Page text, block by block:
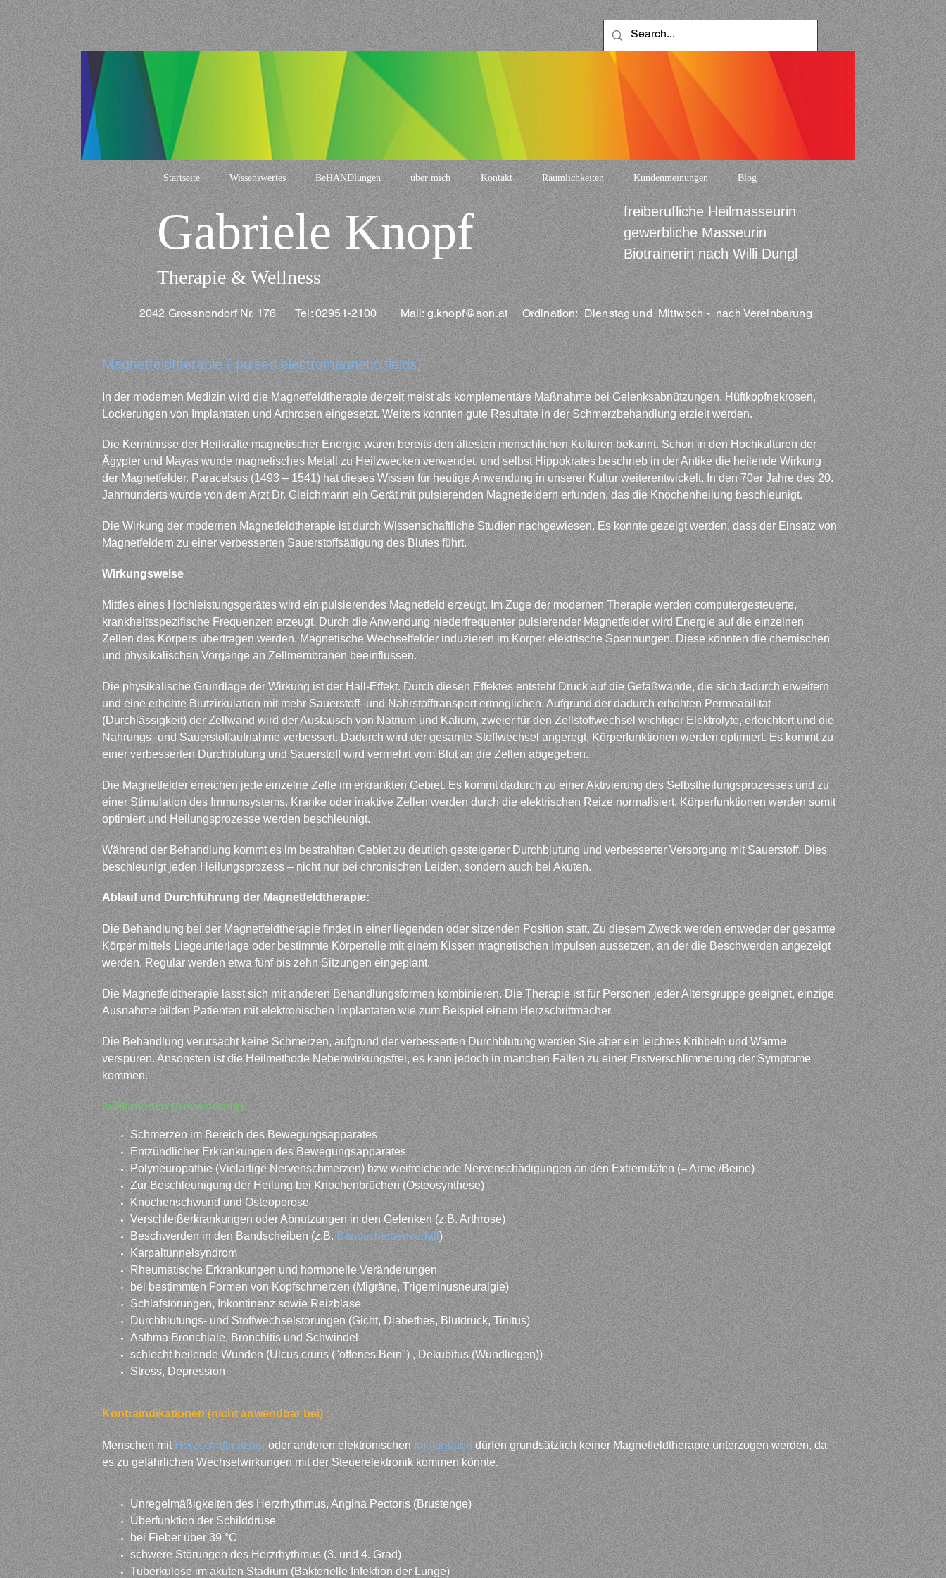
Startseite Wissenswertes BeHANDlungen über mich Kontakt Räumlichkeiten Kundenmeinungen Blog
Therapie & Wellness
2042 Grossnondorf Nr. 176 Tel: 02951-2100 Mail:g.knopf@aon.atOrdination: Dienstag und Mittwoch - nach Vereinbarung
freiberufliche Heilmasseurin
gewerbliche Masseurin
Biotrainerin nach Willi Dungl
Gabriele Knopf
Magnetfeldtherapie ( pulsed electromagnetic fields)
In der modernen Medizin wird die Magnetfeldtherapie derzeit meist als komplementäre Maßnahme bei Gelenksabnützungen, Hüftkopfnekrosen,
Lockerungen von Implantaten und Arthrosen eingesetzt. Weiters konnten gute Resultate in der Schmerzbehandlung erzielt werden.
Die Kenntnisse der Heilkräfte magnetischer Energie waren bereits den ältesten menschlichen Kulturen bekannt. Schon in den Hochkulturen der
Ägypter und Mayas wurde magnetisches Metall zu Heilzwecken verwendet, und selbst Hippokrates beschrieb in der Antike die heilende Wirkung
der Magnetfelder. Paracelsus (1493 – 1541) hat dieses Wissen für heutige Anwendung in unserer Kultur weiterentwickelt. In den 70er Jahre des 20.
Jahrhunderts wurde von dem Arzt Dr. Gleichmann ein Gerät mit pulsierenden Magnetfeldern erfunden, das die Knochenheilung beschleunigt.
Die Wirkung der modernen Magnetfeldtherapie ist durch Wissenschaftliche Studien nachgewiesen. Es konnte gezeigt werden, dass der Einsatz von
Magnetfeldern zu einer verbesserten Sauerstoffsättigung des Blutes führt.
Wirkungsweise
Mittles eines Hochleistungsgerätes wird ein pulsierendes Magnetfeld erzeugt. Im Zuge der modernen Therapie werden computergesteuerte,
krankheitsspezifische Frequenzen erzeugt. Durch die Anwendung niederfrequenter pulsierender Magnetfelder wird Energie auf die einzelnen
Zellen des Körpers übertragen werden. Magnetische Wechselfelder induzieren im Körper elektrische Spannungen. Diese könnten die chemischen
und physikalischen Vorgänge an Zellmembranen beeinflussen.
Die physikalische Grundlage der Wirkung ist der Hall-Effekt. Durch diesen Effektes entsteht Druck auf die Gefäßwände, die sich dadurch erweitern
und eine erhöhte Blutzirkulation mit mehr Sauerstoff- und Nährstofftransport ermöglichen. Aufgrund der dadurch erhöhten Permeabilität
(Durchlässigkeit) der Zellwand wird der Austausch von Natrium und Kalium, zweier für den Zellstoffwechsel wichtiger Elektrolyte, erleichtert und die
Nahrungs- und Sauerstoffaufnahme verbessert. Dadurch wird der gesamte Stoffwechsel angeregt, Körperfunktionen werden optimiert. Es kommt zu
einer verbesserten Durchblutung und Sauerstoff wird vermehrt vom Blut an die Zellen abgegeben.
Die Magnetfelder erreichen jede einzelne Zelle im erkrankten Gebiet. Es kommt dadurch zu einer Aktivierung des Selbstheilungsprozesses und zu
einer Stimulation des Immunsystems. Kranke oder inaktive Zellen werden durch die elektrischen Reize normalisiert. Körperfunktionen werden somit
optimiert und Heilungsprozesse werden beschleunigt.
Während der Behandlung kommt es im bestrahlten Gebiet zu deutlich gesteigerter Durchblutung und verbesserter Versorgung mit Sauerstoff. Dies
beschleunigt jeden Heilungsprozess – nicht nur bei chronischen Leiden, sondern auch bei Akuten.
Ablauf und Durchführung der Magnetfeldtherapie:
Die Behandlung bei der Magnetfeldtherapie findet in einer liegenden oder sitzenden Position statt. Zu diesem Zweck werden entweder der gesamte
Körper mittels Liegeunterlage oder bestimmte Körperteile mit einem Kissen magnetischen Impulsen aussetzen, an der die Beschwerden angezeigt
werden. Regulär werden etwa fünf bis zehn Sitzungen eingeplant.
Die Magnetfeldtherapie lässt sich mit anderen Behandlungsformen kombinieren. Die Therapie ist für Personen jeder Altersgruppe geeignet, einzige
Ausnahme bilden Patienten mit elektronischen Implantaten wie zum Beispiel einem Herzschrittmacher.
Die Behandlung verursacht keine Schmerzen, aufgrund der verbesserten Durchblutung werden Sie aber ein leichtes Kribbeln und Wärme
verspüren. Ansonsten ist die Heilmethode Nebenwirkungsfrei, es kann jedoch in manchen Fällen zu einer Erstverschlimmerung der Symptome
kommen.
Indikationen (Anwendung):
Schmerzen im Bereich des Bewegungsapparates
Entzündlicher Erkrankungen des Bewegungsapparates
Polyneuropathie (Vielartige Nervenschmerzen) bzw weitreichende Nervenschädigungen an den Extremitäten (= Arme /Beine)
Zur Beschleunigung der Heilung bei Knochenbrüchen (Osteosynthese)
Knochenschwund und Osteoporose
Verschleißerkrankungen oder Abnutzungen in den Gelenken (z.B. Arthrose)
Beschwerden in den Bandscheiben (z.B. Bandscheibenvorfall )
Karpaltunnelsyndrom
Rheumatische Erkrankungen und hormonelle Veränderungen
bei bestimmten Formen von Kopfschmerzen (Migräne, Trigeminusneuralgie)
Schlafstörungen, Inkontinenz sowie Reizblase
Durchblutungs- und Stoffwechselstörungen (Gicht, Diabethes, Blutdruck, Tinitus)
Asthma Bronchiale, Bronchitis und Schwindel
schlecht heilende Wunden (Ulcus cruris ("offenes Bein") , Dekubitus (Wundliegen))
Stress, Depression
Kontraindikationen (nicht anwendbar bei) :
Menschen mit Herzschrittmacheroder anderen elektronischenImplantatendürfen grundsätzlich keiner Magnetfeldtherapie unterzogen werden, da
es zu gefährlichen Wechselwirkungen mit der Steuerelektronik kommen könnte.
Unregelmäßigkeiten des Herzrhythmus, Angina Pectoris (Brustenge)
Überfunktion der Schilddrüse
bei Fieber über 39 °C
schwere Störungen des Herzrhythmus (3. und 4. Grad)
Tuberkulose im akuten Stadium (Bakterielle Infektion der Lunge)